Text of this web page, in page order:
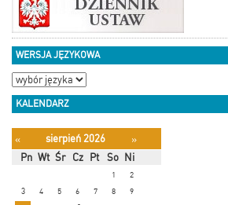
WERSJA JĘZYKOWA
KALENDARZ
« sierpień 2026
»
Pn Wt Śr Cz Pt So Ni
1
2
3
4 5 6 7 8
9